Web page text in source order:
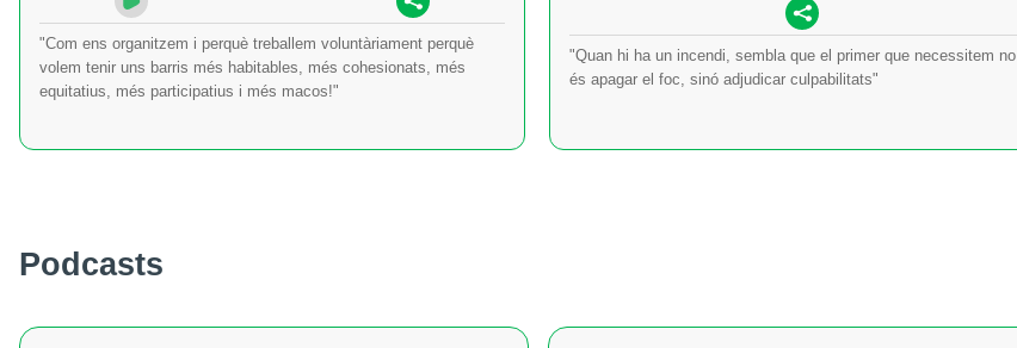
"Com ens organitzem i perquè treballem voluntàriament perquè
volem tenir uns barris més habitables, més cohesionats, més
equitatius, més participatius i més macos!"
"Quan hi ha un incendi, sembla que el primer que necessitem no
és apagar el foc, sinó adjudicar culpabilitats"
Podcasts